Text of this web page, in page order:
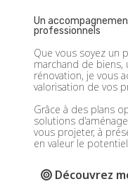
Un
professionnels
Que vous soyez un
marchand de
rénovation, je vous
valorisation de vos
Grâce à des plans
solutions
vous projeter, à
en valeur le
Découvrez